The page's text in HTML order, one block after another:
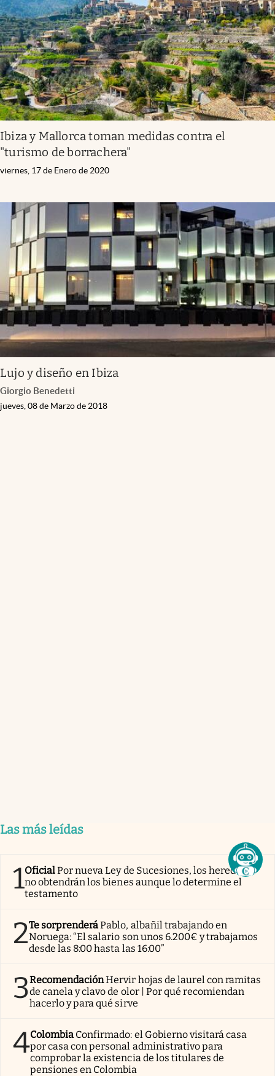
Ibiza y Mallorca toman medidas contra el
"turismo de borrachera"
viernes, 17 de Enero de 2020
Lujo y diseño en Ibiza
Giorgio Benedetti
jueves, 08 de Marzo de 2018
Las más leídas
1OficialPor nueva Ley de Sucesiones, los herederos
no obtendrán los bienes aunque lo determine el
testamento
2Te sorprenderáPablo, albañil trabajando en
Noruega: “El salario son unos 6.200€ y trabajamos
desde las 8:00 hasta las 16:00”
3RecomendaciónHervir hojas de laurel con ramitas
de canela y clavo de olor | Por qué recomiendan
hacerlo y para qué sirve
4Colombia Confirmado: el Gobierno visitará casa
por casa con personal administrativo para
comprobar la existencia de los titulares de
pensiones en Colombia